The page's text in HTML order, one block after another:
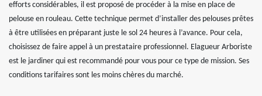
efforts considérables, il est proposé de procéder à la mise en place de
pelouse en rouleau. Cette technique permet d’installer des pelouses prêtes
à être utilisées en préparant juste le sol 24 heures à l’avance. Pour cela,
choisissez de faire appel à un prestataire professionnel. Elagueur Arboriste
est le jardiner qui est recommandé pour vous pour ce type de mission. Ses
conditions tarifaires sont les moins chères du marché.